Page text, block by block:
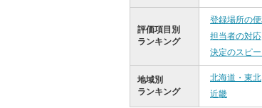
評価項目別
ランキング
登録場所の便
担当者の対応
決定のスピ
地域別
ランキング
北海道・東北
近畿